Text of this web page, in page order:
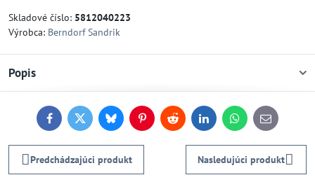
Skladové číslo: 5812040223
Výrobca: Berndorf Sandrik
Popis
FacebookTwitterBlueskyPinterestReddit LinkedInWhatsApp
E-
mail
Predchádzajúci produkt Nasledujúci produkt